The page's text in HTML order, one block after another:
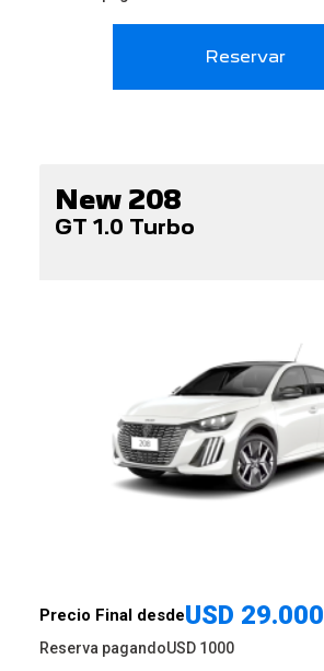
Reservar
New 208
GT 1.0 Turbo
Precio Final desdeUSD 29.000
Reserva pagandoUSD 1000